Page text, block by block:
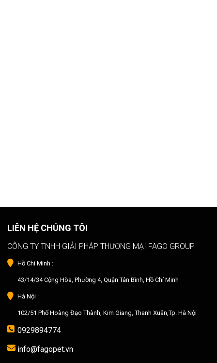
LIÊN HỆ CHÚNG TÔI
CÔNG TY TNHH GIẢI PHÁP THƯƠNG MẠI FAGO GROUP
Hồ Chí Minh :
43/14/34 Cộng Hòa, Phường 4, Quận Tân Bình, Hồ Chí Minh
Hà Nội :
102/51 Phố Hoàng Đạo Thành, Kim Giang, Thanh Xuân,Tp. Hà Nội
0929894774
info@fagopet.vn